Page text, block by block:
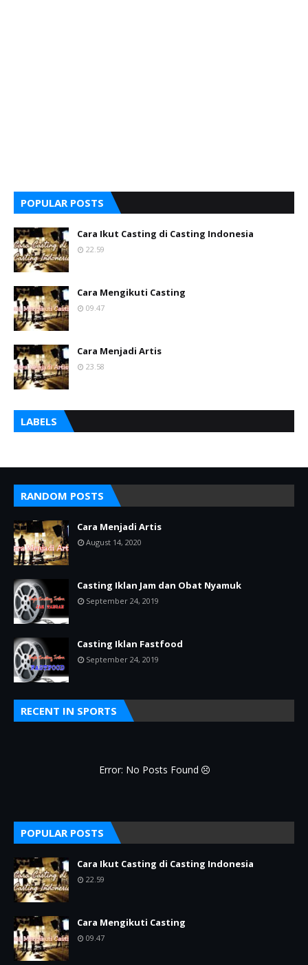
POPULAR POSTS
Cara Ikut Casting di Casting Indonesia
22.59
Cara Mengikuti Casting
09.47
Cara Menjadi Artis
23.58
LABELS
RANDOM POSTS
Cara Menjadi Artis
August 14, 2020
Casting Iklan Jam dan Obat Nyamuk
September 24, 2019
Casting Iklan Fastfood
September 24, 2019
RECENT IN SPORTS
Error: No Posts Found
POPULAR POSTS
Cara Ikut Casting di Casting Indonesia
22.59
Cara Mengikuti Casting
09.47